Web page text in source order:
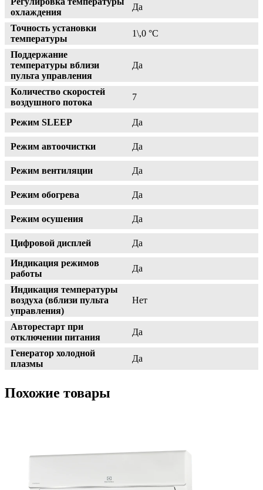
охлаждения
Да
Точность установки
температуры
1\,0 °С
Поддержание
температуры вблизи
пульта управления
Да
Количество скоростей
воздушного потока
7
Режим SLEEP Да
Режим автоочистки Да
Режим вентиляции Да
Режим обогрева Да
Режим осушения Да
Цифровой дисплей
Да
Индикация режимов
работы
Да
Индикация температуры
воздуха (вблизи пульта
управления)
Нет
Авторестарт при
отключении питания
Да
Генератор холодной
плазмы
Да
Похожие товары